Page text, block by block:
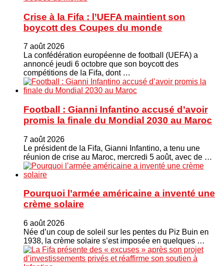
Crise à la Fifa : l’UEFA maintient son
boycott des Coupes du monde
7 août 2026
La confédération européenne de football (UEFA) a
annoncé jeudi 6 octobre que son boycott des
compétitions de la Fifa, dont …
Football : Gianni Infantino accusé d’avoir
promis la finale du Mondial 2030 au Maroc
7 août 2026
Le président de la Fifa, Gianni Infantino, a tenu une
réunion de crise au Maroc, mercredi 5 août, avec de …
Pourquoi l’armée américaine a inventé une
crème solaire
6 août 2026
Née d’un coup de soleil sur les pentes du Piz Buin en
1938, la crème solaire s’est imposée en quelques …